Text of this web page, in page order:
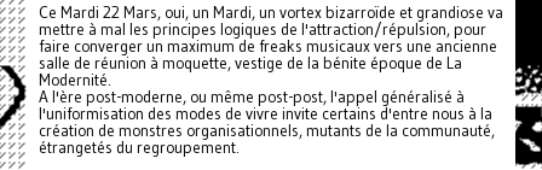
Ce Mardi 22 Mars, oui, un Mardi, un vortex bizarroïde et grandiose va
mettre à mal les principes logiques de l'attraction/répulsion, pour
faire converger un maximum de freaks musicaux vers une ancienne
salle de réunion à moquette, vestige de la bénite époque de La
Modernité.
A l'ère post-moderne, ou même post-post, l'appel généralisé à
l'uniformisation des modes de vivre invite certains d'entre nous à la
création de monstres organisationnels, mutants de la communauté,
étrangetés du regroupement.